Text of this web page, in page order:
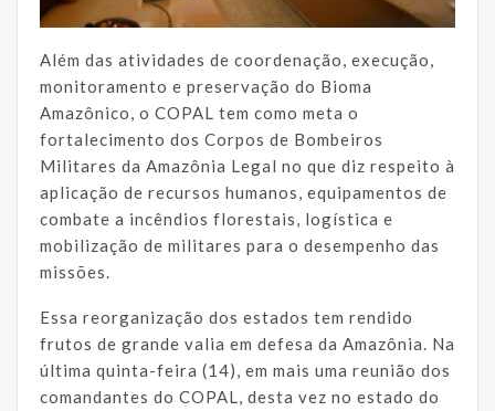
Além das atividades de coordenação, execução,
monitoramento e preservação do Bioma
Amazônico, o COPAL tem como meta o
fortalecimento dos Corpos de Bombeiros
Militares da Amazônia Legal no que diz respeito à
aplicação de recursos humanos, equipamentos de
combate a incêndios florestais, logística e
mobilização de militares para o desempenho das
missões.
Essa reorganização dos estados tem rendido
frutos de grande valia em defesa da Amazônia. Na
última quinta-feira (14), em mais uma reunião dos
comandantes do COPAL, desta vez no estado do